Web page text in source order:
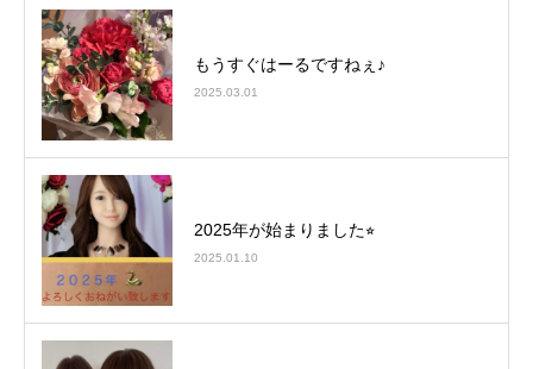
もうすぐはーるですねぇ♪
2025.03.01
2025年が始まりました⭐︎
2025.01.10